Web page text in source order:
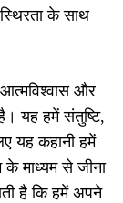
के साथ
और
यह हमें संतुष्टि,
यह कहानी हमें
के माध्यम से जीना
है कि हमें अपने